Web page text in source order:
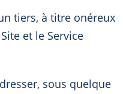
tiers, à titre onéreux
et le Service
sous quelque